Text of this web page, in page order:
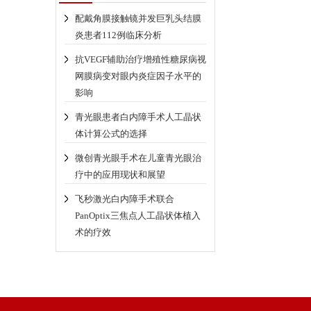
配戴角膜接触镜并发巨乳头结膜
炎患者112例临床分析
抗VEGF辅助治疗增殖性糖尿病视
网膜病变对眼内炎症因子水平的
影响
青光眼患者白内障手术人工晶状
体计算公式的选择
微创青光眼手术在儿童青光眼治
疗中的应用现状和展望
飞秒激光白内障手术联合
PanOptix三焦点人工晶状体植入
术的疗效